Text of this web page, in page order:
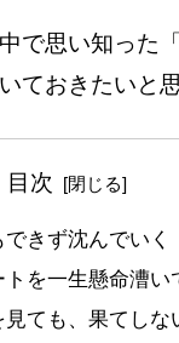
で思い知った
ておきたいと思
目次
きず沈んでいく
を一生懸命漕
ても、果てしな